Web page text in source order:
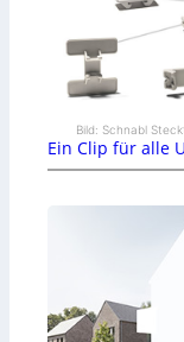
Bild: Schnabl
Ein Clip für alle